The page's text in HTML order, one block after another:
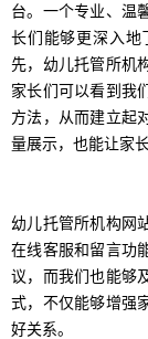
台。一个专业、温
长们能够更深入地
先，幼儿托管所机
家长们可以看到我
方法，从而建立起
量展示，也能让家
幼儿托管所机构网
在线客服和留言功
议，而我们也能够
式，不仅能够增强
好关系。